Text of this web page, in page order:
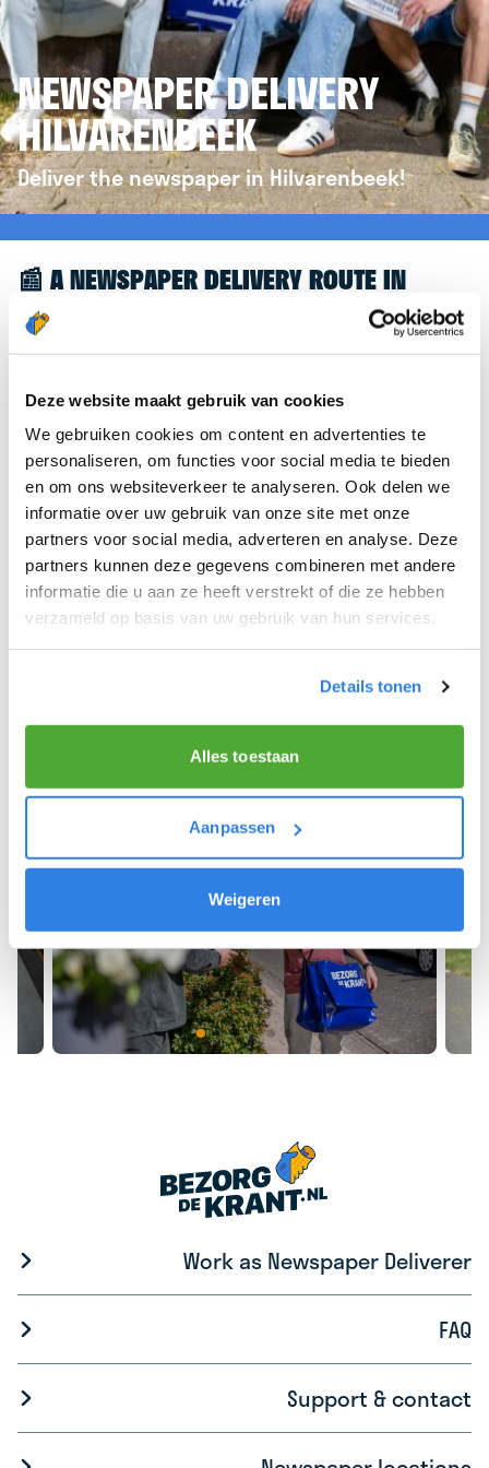
Deze website maakt gebruik van cookies
We gebruiken cookies om content en advertenties te
personaliseren, om functies voor social media te bieden
en om ons websiteverkeer te analyseren. Ook delen we
informatie over uw gebruik van onze site met onze
partners voor social media, adverteren en analyse. Deze
partners kunnen deze gegevens combineren met andere
informatie die u aan ze heeft verstrekt of die ze hebben
verzameld op basis van uw gebruik van hun services.
Details tonen
Alles toestaan
Aanpassen
Weigeren
NEWSPAPER DELIVERY
HILVARENBEEK
Deliver the newspaper in Hilvarenbeek!
📰 A NEWSPAPER DELIVERY ROUTE IN
HILVARENBEEK
Great to see you're interested in a newspaper
further, we’d like to refer you to the
krantenbezorgen.nl website. There, you can easily
sign up to deliver newspapers in Hilvarenbeek.
We hope you can get started soon and wish you
the best of luck! 🚴‍♂️💨
Work as Newspaper Deliverer
FAQ
Support & contact